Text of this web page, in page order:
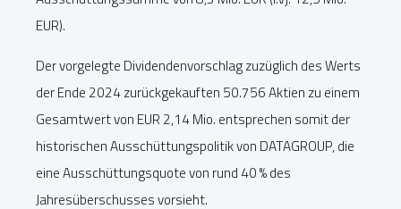
EUR).
Der vorgelegte Dividendenvorschlag zuzüglich des Werts
der Ende 2024 zurückgekauften 50.756 Aktien zu einem
Gesamtwert von EUR 2,14 Mio. entsprechen somit der
historischen Ausschüttungspolitik von DATAGROUP, die
eine Ausschüttungsquote von rund 40 % des
Jahresüberschusses vorsieht.